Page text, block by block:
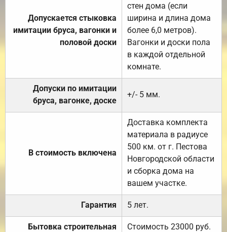
Допускается стыковка
имитации бруса, вагонки и
половой доски
стен дома (если
ширина и длина дома
более 6,0 метров).
Вагонки и доски пола
в каждой отдельной
комнате.
Допуски по имитации
бруса, вагонке, доске
+/- 5 мм.
В стоимость включена
Доставка комплекта
материала в радиусе
500 км. от г. Пестова
Новгородской области
и сборка дома на
вашем участке.
Гарантия 5 лет.
Бытовка строительная Стоимость 23000 руб.